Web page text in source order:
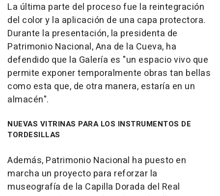
La última parte del proceso fue la reintegración
del color y la aplicación de una capa protectora.
Durante la presentación, la presidenta de
Patrimonio Nacional, Ana de la Cueva, ha
defendido que la Galería es "un espacio vivo que
permite exponer temporalmente obras tan bellas
como esta que, de otra manera, estaría en un
almacén".
NUEVAS VITRINAS PARA LOS INSTRUMENTOS DE
TORDESILLAS
Además, Patrimonio Nacional ha puesto en
marcha un proyecto para reforzar la
museografía de la Capilla Dorada del Real